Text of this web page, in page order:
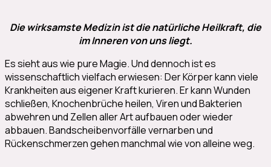
Die wirksamste Medizin ist die natürliche Heilkraft, die
im Inneren von uns liegt.
Es sieht aus wie pure Magie. Und dennoch ist es
wissenschaftlich vielfach erwiesen: Der Körper kann viele
Krankheiten aus eigener Kraft kurieren. Er kann Wunden
schließen, Knochenbrüche heilen, Viren und Bakterien
abwehren und Zellen aller Art aufbauen oder wieder
abbauen. Bandscheibenvorfälle vernarben und
Rückenschmerzen gehen manchmal wie von alleine weg.